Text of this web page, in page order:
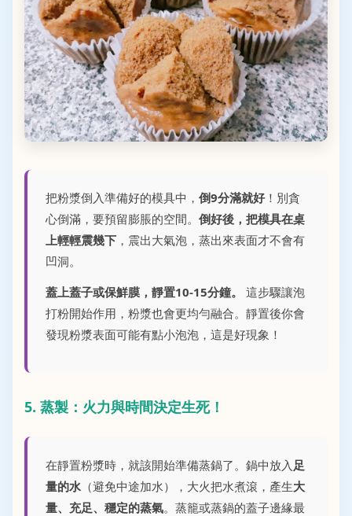
把粉漿倒入準備好的模具中， 倒9分滿就好！別貪
心倒滿，要預留膨脹的空間。 倒好後，把模具在桌
上輕輕震幾下，震出大氣泡，蒸出來表面才不會有
凹洞。
蓋上蓋子或保鮮膜，靜置10-15分鐘。
這步驟讓泡
打粉開始作用，粉漿也會更均勻融合。靜置後你會
發現粉漿表面可能有點小泡泡，這是好現象！
5. 蒸製：火力與時間決定生死！
在靜置粉漿時，就該開始準備蒸鍋了。鍋中放入 足
量的水（避免中途加水），大火把水煮滾，產生大
量、充足、穩定的蒸氣。蒸籠或蒸鍋的蓋子邊緣最